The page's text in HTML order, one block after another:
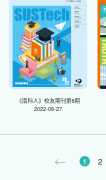
《南科人》校友期刊第8期
2022-06-27
上一页 1 2